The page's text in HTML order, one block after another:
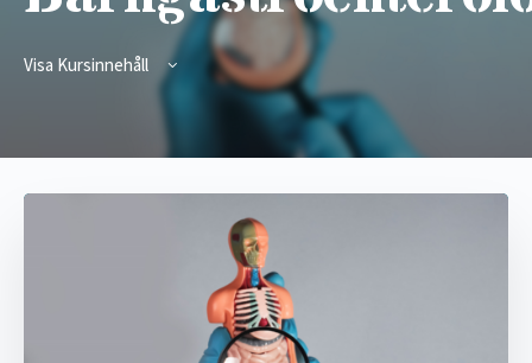
Visa Kursinnehåll